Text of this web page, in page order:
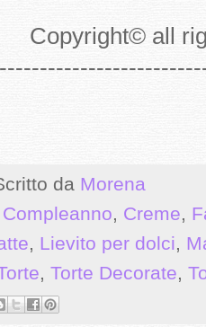
Copyright© all
da Morena
Compleanno, Creme,
, Lievito per dolci,
, Torte Decorate,